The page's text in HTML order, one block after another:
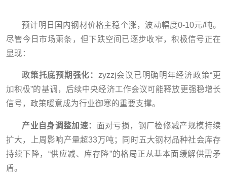
预计明日国内钢材价格主稳个涨，波动幅度0-10元/吨。
尽管今日市场萧条，但下跌空间已逐步收窄，积极信号正在
显现：
政策托底预期强化： zyzzj会议已明确明年经济政策“更
加积极”的基调，后续中央经济工作会议可能释放更强稳增长
信号，政策暖意成为行业御寒的重要支撑。
产业自身调整加速： 面对亏损，钢厂检修减产规模持续
扩大，上周影响产量超33万吨；同时五大钢材品种社会库存
持续下降，“供应减、库存降”的格局正从基本面缓解供需矛
盾。